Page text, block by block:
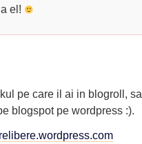
el!
pe care il ai in blogroll, sa
blogspot pe wordpress :).